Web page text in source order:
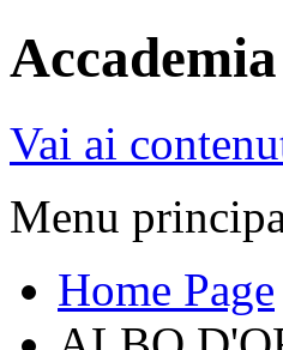
Vai ai
Menu
Home Page